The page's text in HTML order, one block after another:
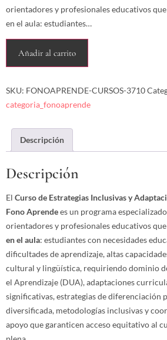
orientadores y profesionales educativos
en el aula: estudiantes…
Añadir al carrito
SKU: FONOAPRENDE-CURSOS-3710
categoria_fonoaprende
Descripción
Descripción
El Curso de Estrategias Inclusivas y
Fono Aprendees un programa
orientadores y profesionales educativos
en el aula: estudiantes con necesidades
dificultades de aprendizaje, altas
cultural y lingüística, requiriendo dominio
el Aprendizaje (DUA), adaptaciones
significativas, estrategias de diferenciación
diversificada, metodologías inclusivas y
apoyo que garanticen acceso equitativo al